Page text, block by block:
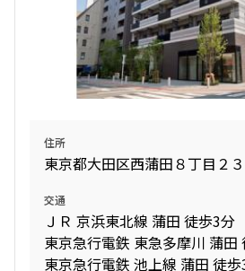
住所
東京都大田区西蒲田８丁目２
交通
ＪＲ 京浜東北線 蒲田 徒歩3分
東京急行電鉄 東急多摩川 蒲田
東京急行電鉄 池上線 蒲田 徒